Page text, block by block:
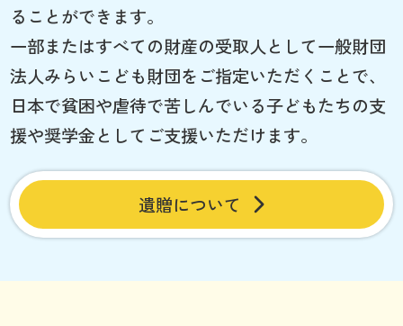
ることができます。
一部またはすべての財産の受取人として一般財団
法人みらいこども財団をご指定いただくことで、
日本で貧困や虐待で苦しんでいる子どもたちの支
援や奨学金としてご支援いただけます。
遺贈について